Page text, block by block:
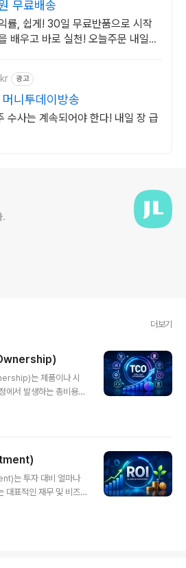
무료배송
률, 쉽게! 30일 무료반품으로 시작
배우고 바로 실천! 오늘주문 내일도
광고
니투데이방송
수사는 계속되어야 한다! 내일 장 급
.
더보기
는 제품이나 시
에서 발생하는 총비용을
함하여 전체 비용을 평
개념 및 정의TCO는
주기 동안 발생하는 모
용 개념이다.2. 특징구
점생애주기 기준 분석
는 투자 대비 얼마나
대표적인 재무 및 비즈
를 정량적으로 평가하